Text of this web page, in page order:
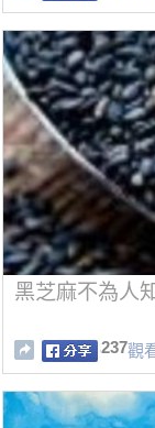
黑芝麻不為人
237觀